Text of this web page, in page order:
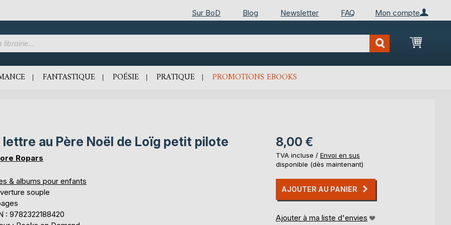
Mon compte
Sur BoD Blog Newsletter FAQ
Mon
FANTASTIQUE POÉSIE PRATIQUE PROMOTIONS EBOOKS
lettre au Père Noël de Loïg petit pilote
Ropars
& albums pour enfants
souple
: 9782322188420
8,00 €
TVA incluse / Envoi en sus
disponible (dès maintenant)
AJOUTER AU PANIER
Ajouter à ma liste d'envies